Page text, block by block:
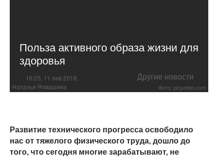
Польза активного образа жизни для
здоровья
16:25, 11 янв 2018 Другие новости
Наталья Ромашина Фото: picjumbo.com
Развитие технического прогресса освободило
нас от тяжелого физического труда, дошло до
того, что сегодня многие зарабатывают, не